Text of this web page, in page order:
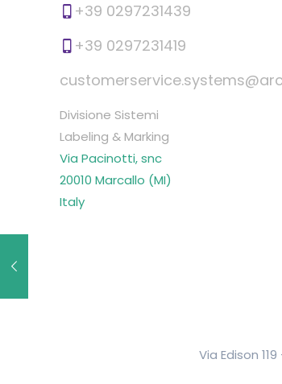
+39 0297231439
+39 0297231419
Divisione Sistemi
Labeling & Marking
Via Pacinotti, snc
20010 Marcallo (MI)
Italy
Via Edison